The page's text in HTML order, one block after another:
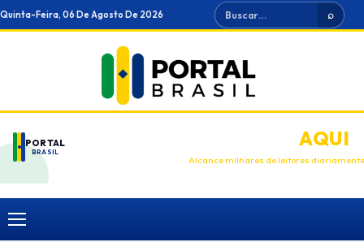
Ir
para
Quinta-Feira, 06 De Agosto De 2026 Buscar ⌕
PORTAL
BRASIL
ANUNCIEAQUI
Alcance milhares de leitores diariamente